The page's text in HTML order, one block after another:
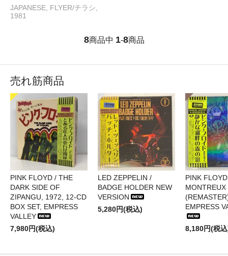
JAPANESE, FLYER/チラシ,
1981
8商品中 1-8商品
売れ筋商品
PINK FLOYD / THE
DARK SIDE OF
ZIPANGU, 1972, 12-CD
BOX SET, EMPRESS
VALLEY
7,980円(税込)
LED ZEPPELIN /
BADGE HOLDER NEW
VERSION
5,280円(税込)
PINK
EMPRESS
8,180円(税